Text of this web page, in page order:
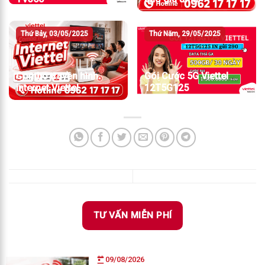
09/08/2026
Thứ Bảy, 03/05/2025
Combo truyền hình
internet Viettel
Thứ Năm, 29/05/2025
Gói Cước 5G Viettel
12T5G125
TƯ VẤN MIỄN PHÍ